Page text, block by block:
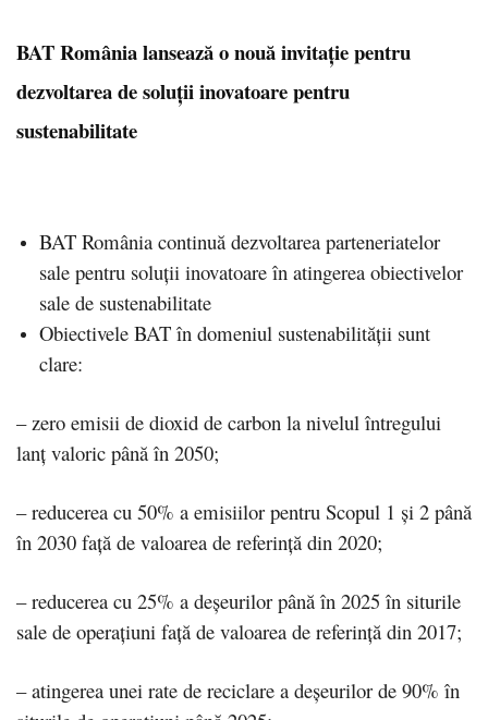
BAT România lansează o nouă invitație pentru
dezvoltarea de soluții inovatoare pentru
sustenabilitate
BAT România continuă dezvoltarea parteneriatelor
sale pentru soluții inovatoare în atingerea obiectivelor
sale de sustenabilitate
Obiectivele BAT în domeniul sustenabilității sunt
clare:
– zero emisii de dioxid de carbon la nivelul întregului
lanț valoric până în 2050;
– reducerea cu 50% a emisiilor pentru Scopul 1 și 2 până
în 2030 față de valoarea de referință din 2020;
– reducerea cu 25% a deșeurilor până în 2025 în siturile
sale de operațiuni față de valoarea de referință din 2017;
– atingerea unei rate de reciclare a deșeurilor de 90% în